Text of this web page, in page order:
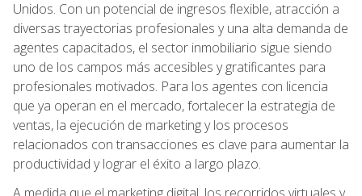
Unidos. Con un potencial de ingresos flexible, atracción a
diversas trayectorias profesionales y una alta demanda de
agentes capacitados, el sector inmobiliario sigue siendo
uno de los campos más accesibles y gratificantes para
profesionales motivados. Para los agentes con licencia
que ya operan en el mercado, fortalecer la estrategia de
ventas, la ejecución de marketing y los procesos
relacionados con transacciones es clave para aumentar la
productividad y lograr el éxito a largo plazo.